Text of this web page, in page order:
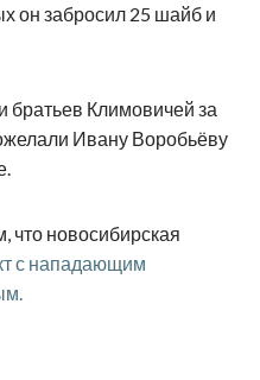
он забросил 25 шайб и
братьев Климовичей за
Ивану Воробьёву
новосибирская
с нападающим